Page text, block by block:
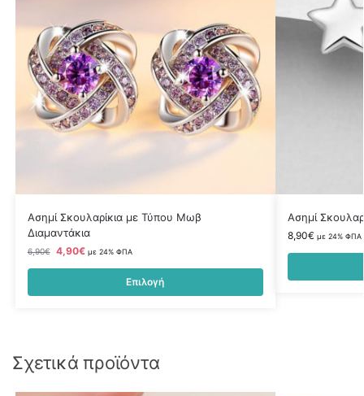
Ασημί Σκουλαρίκια με Τύπου Μωβ
Διαμαντάκια
6,90€ 4,90€ με 24% ΦΠΑ
Επιλογή
Ασημί
8,90€ με 24% ΦΠΑ
Σχετικά προϊόντα